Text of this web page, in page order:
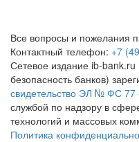
Все вопросы и пожелания
Контактный телефон: +7
Сетевое издание ib-
безопасность банков)
свидетельство ЭЛ № ФС 77
службой по надзору в
технологий и массовых
Политика